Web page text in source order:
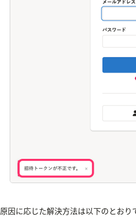
原因に応じた解決方法は以下のとおり